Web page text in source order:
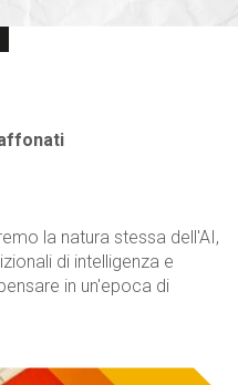
la natura stessa dell'AI,
di intelligenza e
in un'epoca di